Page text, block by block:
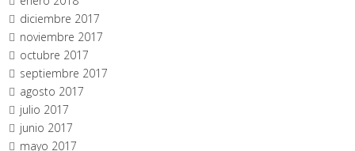
diciembre 2017
noviembre 2017
octubre 2017
septiembre 2017
agosto 2017
julio 2017
junio 2017
mayo 2017